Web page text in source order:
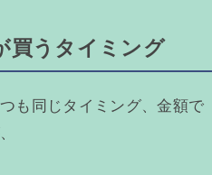
買うタイミング
も同じタイミング、金額で